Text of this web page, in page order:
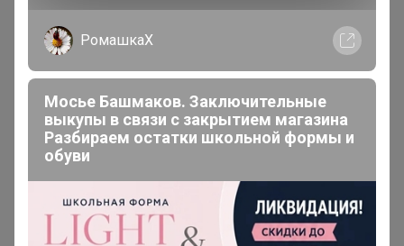
Белоруссии"
4 мая, 2026 12:06
Milka, здравствуйте! Не получается оплатить прямой
оплатой. Можно по номеру телефона?
1 2
Очень стильная школьная форма в
стиле Old Money от Нappy Вaby